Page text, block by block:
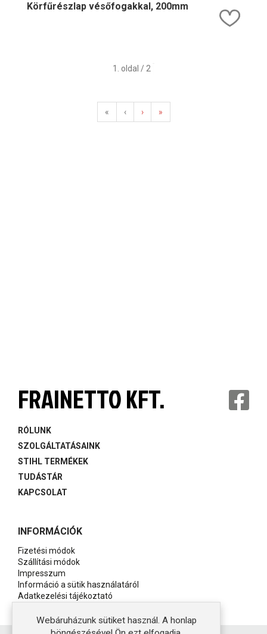
Körfűrészlap vésőfogakkal, 200mm
1. oldal / 2
« ‹ › »
FRAINETTO KFT.
RÓLUNK
SZOLGÁLTATÁSAINK
STIHL TERMÉKEK
TUDÁSTÁR
KAPCSOLAT
INFORMÁCIÓK
Fizetési módok
Szállítási módok
Impresszum
Információ a sütik használatáról
Adatkezelési tájékoztató
Webáruházunk sütiket használ. A honlap